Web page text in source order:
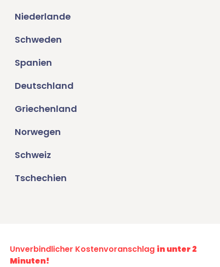
Niederlande
Schweden
Spanien
Deutschland
Griechenland
Norwegen
Schweiz
Tschechien
Unverbindlicher Kostenvoranschlag in unter 2
Minuten!